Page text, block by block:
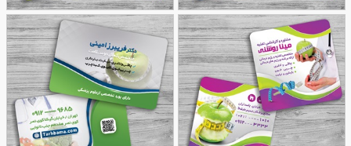
طرح کارت ویزیت
متخصص تغذیه 51
کارت ویزیت متخصص
تغذیه و رژیم درمانی143